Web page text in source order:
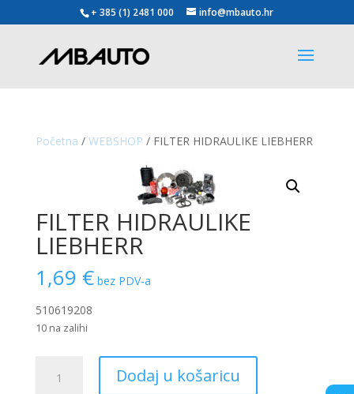
+ 385 (1) 2481 000 info@mbauto.hr
Početna / WEBSHOP / FILTER HIDRAULIKE LIEBHERR
FILTER HIDRAULIKE
LIEBHERR
1,69 € bez PDV-a
510619208
10 na zalihi
HIDRAULIKE
Dodaj u košaricu